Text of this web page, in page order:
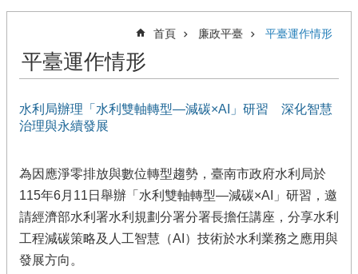
首頁 廉政平臺 平臺運作情形
平臺運作情形
水利局辦理「水利雙軸轉型—減碳×AI」研習 深化智慧
治理與永續發展
為因應淨零排放與數位轉型趨勢，臺南市政府水利局於
115年6月11日舉辦「水利雙軸轉型—減碳×AI」研習，邀
請經濟部水利署水利規劃分署分署長擔任講座，分享水利
工程減碳策略及人工智慧（AI）技術於水利業務之應用與
發展方向。